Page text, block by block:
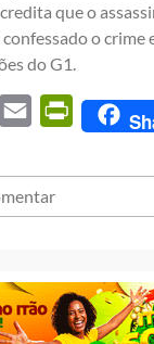
que o
o crime
do G1.
Twitter Email